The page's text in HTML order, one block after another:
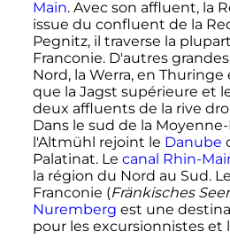
Main. Avec son affluent, la
issue du confluent de la
Pegnitz, il traverse la
Franconie. D'autres
Nord, la Werra, en Thuringe
que la Jagst supérieure et
deux affluents de la rive
Dans le sud de la
l'Altmühl rejoint le Danube
Palatinat. Le canal Rhin-
la région du Nord au Sud.
Franconie (Fränkisches
Nuremberg est une
pour les excursionnistes et